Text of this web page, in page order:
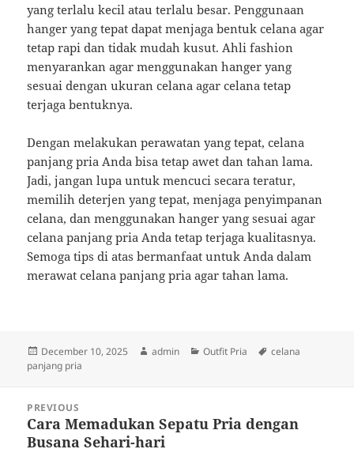
yang terlalu kecil atau terlalu besar. Penggunaan
hanger yang tepat dapat menjaga bentuk celana agar
tetap rapi dan tidak mudah kusut. Ahli fashion
menyarankan agar menggunakan hanger yang
sesuai dengan ukuran celana agar celana tetap
terjaga bentuknya.
Dengan melakukan perawatan yang tepat, celana
panjang pria Anda bisa tetap awet dan tahan lama.
Jadi, jangan lupa untuk mencuci secara teratur,
memilih deterjen yang tepat, menjaga penyimpanan
celana, dan menggunakan hanger yang sesuai agar
celana panjang pria Anda tetap terjaga kualitasnya.
Semoga tips di atas bermanfaat untuk Anda dalam
merawat celana panjang pria agar tahan lama.
Posted
on
December 10, 2025 Author
admin Categories
Outfit Pria Tags
celana
panjang pria
navigation
PREVIOUS
Previous
post:
Cara Memadukan Sepatu Pria dengan
Busana Sehari-hari